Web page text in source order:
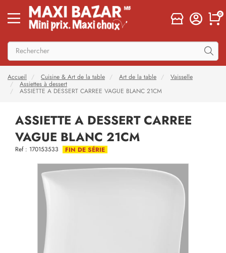
0
Accueil Cuisine & Art de la table Art de la table
Vaisselle
Assiettes à dessert
ASSIETTE A DESSERT CARREE VAGUE BLANC 21CM
ASSIETTE A DESSERT CARREE
VAGUE BLANC 21CM
Ref : 170153533 FIN DE SÉRIE